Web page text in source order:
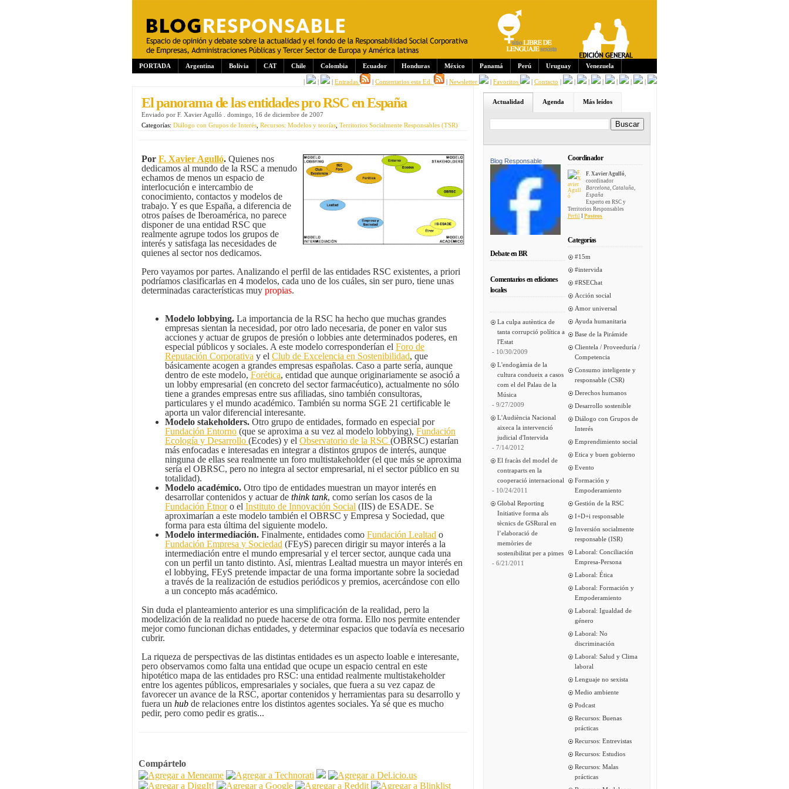
PORTADA Argentina Bolivia CAT Chile Colombia Ecuador Honduras México Panamá Perú Uruguay Venezuela
| | | Entradas | Comentarios esta Ed. | Newsletter | Favoritos | Contacto | | | | | | |
El panorama de las entidades pro RSC en España
Enviado por F. Xavier Agulló
domingo, 16 de diciembre de 2007
Categorías: Diálogo con Grupos de Interés Recursos: Modelos y teorías Territorios Socialmente Responsables (TSR)
Por F. Xavier Agulló. Quienes nos
dedicamos al mundo de la RSC a menudo
echamos de menos un espacio de
interlocución e intercambio de
conocimiento, contactos y modelos de
trabajo. Y es que España, a diferencia de
otros países de Iberoamérica, no parece
disponer de una entidad RSC que
realmente agrupe todos los grupos de
interés y satisfaga las necesidades de
quienes al sector nos dedicamos.
Pero vayamos por partes. Analizando el perfil de las entidades RSC existentes, a priori
podríamos clasificarlas en 4 modelos, cada uno de los cuáles, sin ser puro, tiene unas
determinadas características muy propias.
Modelo lobbying. La importancia de la RSC ha hecho que muchas grandes
empresas sientan la necesidad, por otro lado necesaria, de poner en valor sus
acciones y actuar de grupos de presión o lobbies ante determinados poderes, en
especial públicos y sociales. A este modelo corresponderían el Foro de
Reputación Corporativa y el Club de Excelencia en Sostenibilidad, que
básicamente acogen a grandes empresas españolas. Caso a parte sería, aunque
dentro de este modelo, Forética, entidad que aunque originariamente se asoció a
un lobby empresarial (en concreto del sector farmacéutico), actualmente no sólo
tiene a grandes empresas entre sus afiliadas, sino también consultoras,
particulares y el mundo académico. También su norma SGE 21 certificable le
aporta un valor diferencial interesante.
Modelo stakeholders. Otro grupo de entidades, formado en especial por
Fundación Entorno (que se aproxima a su vez al modelo lobbying), Fundación
Ecología y Desarrollo (Ecodes) y el Observatorio de la RSC (OBRSC) estarían
más enfocadas e interesadas en integrar a distintos grupos de interés, aunque
ninguna de ellas sea realmente un foro multistakeholder (el que más se aproxima
sería el OBRSC, pero no integra al sector empresarial, ni el sector público en su
totalidad).
Modelo académico. Otro tipo de entidades muestran un mayor interés en
desarrollar contenidos y actuar de think tank, como serían los casos de la
Fundación Étnoro el Instituto de Innovación Social (IIS) de ESADE. Se
aproximarían a este modelo también el OBRSC y Empresa y Sociedad, que
forma para esta última del siguiente modelo.
Modelo intermediación. Finalmente, entidades como Fundación Lealtad o
Fundación Empresa y Sociedad (FEyS) parecen dirigir su mayor interés a la
intermediación entre el mundo empresarial y el tercer sector, aunque cada una
con un perfil un tanto distinto. Así, mientras Lealtad muestra un mayor interés en
el lobbying, FEyS pretende impactar de una forma importante sobre la sociedad
a través de la realización de estudios periódicos y premios, acercándose con ello
a un concepto más académico.
Sin duda el planteamiento anterior es una simplificación de la realidad, pero la
modelización de la realidad no puede hacerse de otra forma. Ello nos permite entender
mejor como funcionan dichas entidades, y determinar espacios que todavía es necesario
cubrir.
La riqueza de perspectivas de las distintas entidades es un aspecto loable e interesante,
pero observamos como falta una entidad que ocupe un espacio central en este
hipotético mapa de las entidades pro RSC: una entidad realmente multistakeholder
entre los agentes públicos, empresariales y sociales, que fuera a su vez capaz de
favorecer un avance de la RSC, aportar contenidos y herramientas para su desarrollo y
fuera un hub de relaciones entre los distintos agentes sociales. Ya sé que es mucho
pedir, pero como pedir es gratis...
Compártelo
Actualidad Agenda Más leídos
Blog Responsable
Debate en BR
Comentarios en ediciones
locales
La culpa autèntica de
tanta corrupció política a
l'Estat
- 10/30/2009
L'endogàmia de la
cultura condueix a casos
com el del Palau de la
Música
- 9/27/2009
L'Audiència Nacional
aixeca la intervenció
judicial d'Intervida
- 7/14/2012
El fracàs del model de
contraparts en la
cooperació internacional
- 10/24/2011
Global Reporting
Initiative forma als
tècnics de GSRural en
l’elaboració de
memòries de
sostenibilitat per a pimes
- 6/21/2011
Coordinador
F. Xavier Agulló,
coordinador
Barcelona, Cataluña,
España
Experto en RSC y
Territorios Responsables
Perfil I Posteos
Categorías
#15m
#intervida
#RSEChat
Acción social
Amor universal
Ayuda humanitaria
Base de la Pirámide
Clientela / Proveeduría /
Competencia
Consumo inteligente y
responsable (CSR)
Derechos humanos
Desarrollo sostenible
Diálogo con Grupos de
Interés
Emprendimiento social
Etica y buen gobierno
Evento
Formación y
Empoderamiento
Gestión de la RSC
I+D+i responsable
Inversión socialmente
responsable (ISR)
Laboral: Conciliación
Empresa-Persona
Laboral: Ética
Laboral: Formación y
Empoderamiento
Laboral: Igualdad de
género
Laboral: No
discriminación
Laboral: Salud y Clima
laboral
Lenguaje no sexista
Medio ambiente
Podcast
Recursos: Buenas
prácticas
Recursos: Entrevistas
Recursos: Estudios
Recursos: Malas
prácticas